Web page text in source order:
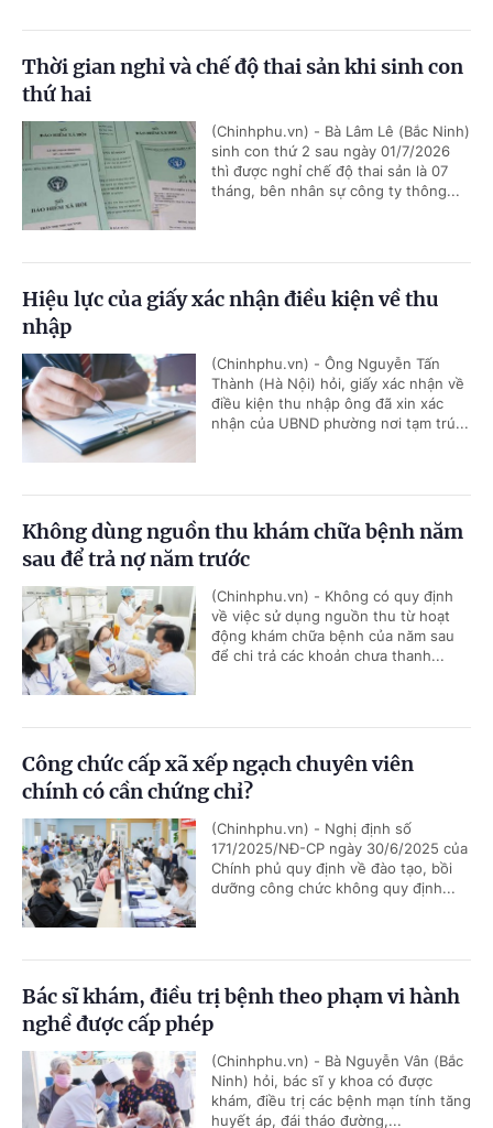
Thời gian nghỉ và chế độ thai sản khi sinh con
thứ hai
(Chinhphu.vn) - Bà Lâm Lê (Bắc Ninh)
sinh con thứ 2 sau ngày 01/7/2026
thì được nghỉ chế độ thai sản là 07
tháng, bên nhân sự công ty thông...
Hiệu lực của giấy xác nhận điều kiện về thu
nhập
(Chinhphu.vn) - Ông Nguyễn Tấn
Thành (Hà Nội) hỏi, giấy xác nhận về
điều kiện thu nhập ông đã xin xác
nhận của UBND phường nơi tạm trú...
Không dùng nguồn thu khám chữa bệnh năm
sau để trả nợ năm trước
(Chinhphu.vn) - Không có quy định
về việc sử dụng nguồn thu từ hoạt
động khám chữa bệnh của năm sau
để chi trả các khoản chưa thanh...
Công chức cấp xã xếp ngạch chuyên viên
chính có cần chứng chỉ?
(Chinhphu.vn) - Nghị định số
171/2025/NĐ-CP ngày 30/6/2025 của
Chính phủ quy định về đào tạo, bồi
dưỡng công chức không quy định...
Bác sĩ khám, điều trị bệnh theo phạm vi hành
nghề được cấp phép
(Chinhphu.vn) - Bà Nguyễn Vân (Bắc
Ninh) hỏi, bác sĩ y khoa có được
khám, điều trị các bệnh mạn tính tăng
huyết áp, đái tháo đường,...